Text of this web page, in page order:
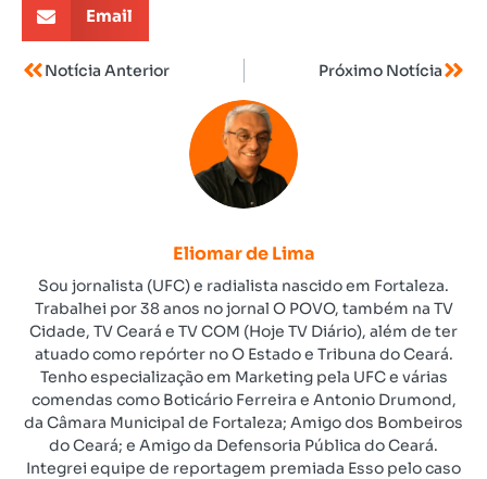
Email
Notícia Anterior Próximo Notícia
Eliomar de Lima
Sou jornalista (UFC) e radialista nascido em Fortaleza.
Trabalhei por 38 anos no jornal O POVO, também na TV
Cidade, TV Ceará e TV COM (Hoje TV Diário), além de ter
atuado como repórter no O Estado e Tribuna do Ceará.
Tenho especialização em Marketing pela UFC e várias
comendas como Boticário Ferreira e Antonio Drumond,
da Câmara Municipal de Fortaleza; Amigo dos Bombeiros
do Ceará; e Amigo da Defensoria Pública do Ceará.
Integrei equipe de reportagem premiada Esso pelo caso